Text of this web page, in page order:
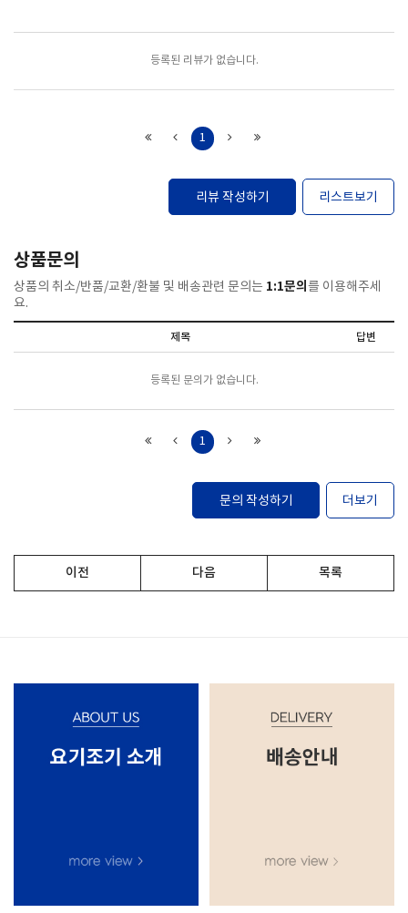
등록된 리뷰가 없습니다.
1
리뷰 작성하기 리스트보기
상품문의
상품의 취소/반품/교환/환불 및 배송관련 문의는 1:1문의 를 이용해주세
요.
제목 답변
등록된 문의가 없습니다.
1
문의 작성하기 더보기
이전 다음 목록